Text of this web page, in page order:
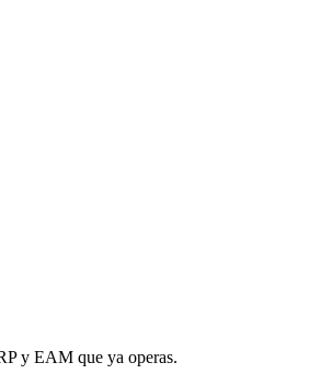
y EAM que ya operas.